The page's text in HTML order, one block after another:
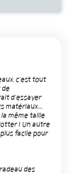
c'est tout
de
d'essayer
matériaux...
même taille
! Un autre
facile pour
des